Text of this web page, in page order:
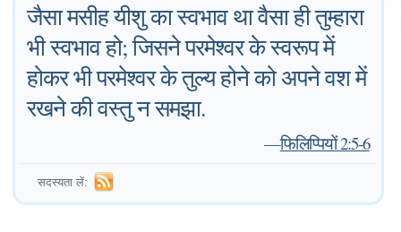
जैसा मसीह यीशु का स्वभाव था वैसा ही तुम्हारा
भी स्वभाव हो; जिसने परमेश्‍वर के स्वरूप में
होकर भी परमेश्‍वर के तुल्य होने को अपने वश में
रखने की वस्तु न समझा.
—फिलिप्पियों 2:5-6
सदस्यता लें: